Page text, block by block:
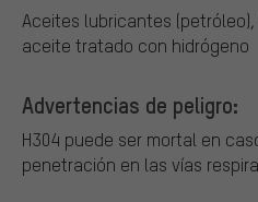
Aceites lubricantes
aceite tratado con hidrógeno
Advertencias de peligro:
H304 puede ser mortal en
penetración en las vías